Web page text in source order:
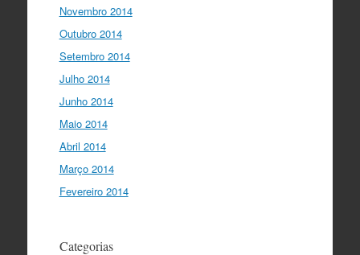
Novembro 2014
Outubro 2014
Setembro 2014
Julho 2014
Junho 2014
Maio 2014
Abril 2014
Março 2014
Fevereiro 2014
Categorias